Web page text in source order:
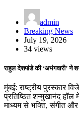
admin
Breaking News
July 19, 2026
34 views
राहुल देशपांडे की ‘अभंगवारी’ ने
मुंबई: राष्ट्रीय पुरस्कार
प्रतिष्ठित शन्मुखानंद हॉल
माध्यम से भक्ति, संगीत